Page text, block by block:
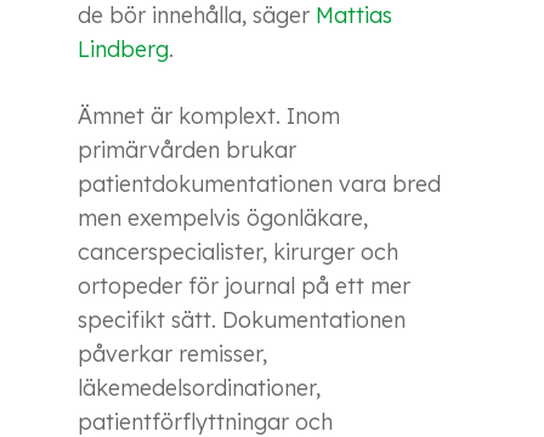
de bör innehålla, säger Mattias
Lindberg.
Ämnet är komplext. Inom
primärvården brukar
patientdokumentationen vara bred
men exempelvis ögonläkare,
cancerspecialister, kirurger och
ortopeder för journal på ett mer
specifikt sätt. Dokumentationen
påverkar remisser,
läkemedelsordinationer,
patientförflyttningar och